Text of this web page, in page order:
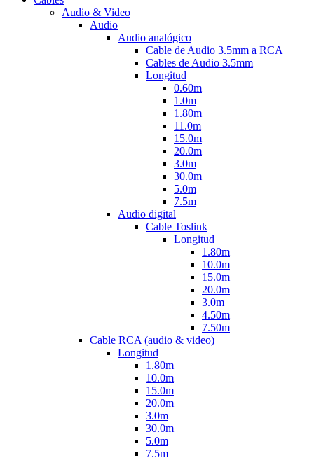
Audio & Video
Audio
Audio analógico
Cable de Audio 3.5mm a RCA
Cables de Audio 3.5mm
Longitud
0.60m
1.0m
1.80m
11.0m
15.0m
20.0m
3.0m
30.0m
5.0m
7.5m
Audio digital
Cable Toslink
Longitud
1.80m
10.0m
15.0m
20.0m
3.0m
4.50m
7.50m
Cable RCA (audio & video)
Longitud
1.80m
10.0m
15.0m
20.0m
3.0m
30.0m
5.0m
7.5m